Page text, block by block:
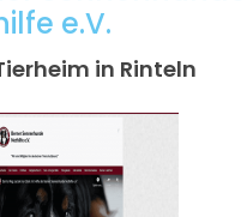
e.V.
in Rinteln